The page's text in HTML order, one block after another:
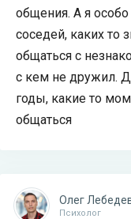
общения. А я
соседей, каких то
общаться с
с кем не дружил.
годы, какие то
общаться
Олег
Психолог